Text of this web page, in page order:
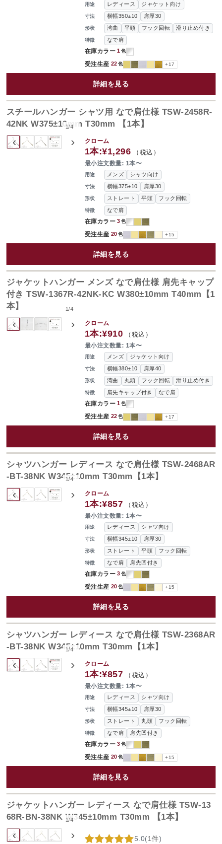
用途 レディース ジャケット向け
寸法 横幅350±10 肩厚30
形状 湾曲 平頭 フック回転 滑り止め付き
特徴 なで肩
在庫カラー 1色
受注生産 22色 +17
詳細を見る
‹ ›
1/4
スチールハンガー シャツ用 なで肩仕様 TSW-2458R-
42NK W375±10mm T30mm 【1本】
用途 メンズ シャツ向け
寸法 横幅375±10 肩厚30
形状 ストレート 平頭 フック回転
特徴 なで肩
在庫カラー 3色
受注生産 20色 +15
クローム
1本:¥1,296 （税込）
最小注文数量: 1本〜
詳細を見る
‹ ›
1/4
ジャケットハンガー メンズ なで肩仕様 肩先キャップ
付き TSW-1367R-42NK-KC W380±10mm T40mm【1
本】
用途 メンズ ジャケット向け
寸法 横幅380±10 肩厚40
形状 湾曲 丸頭 フック回転 滑り止め付き
特徴 肩先キャップ付き なで肩
在庫カラー 1色
受注生産 22色 +17
クローム
1本:¥910 （税込）
最小注文数量: 1本〜
詳細を見る
‹ ›
1/4
シャツハンガー レディース なで肩仕様 TSW-2468AR
-BT-38NK W345±10mm T30mm【1本】
用途 レディース シャツ向け
寸法 横幅345±10 肩厚30
形状 ストレート 平頭 フック回転
特徴 なで肩 肩先凹付き
在庫カラー 3色
受注生産 20色 +15
クローム
1本:¥857 （税込）
最小注文数量: 1本〜
詳細を見る
‹ ›
1/4
シャツハンガー レディース なで肩仕様 TSW-2368AR
-BT-38NK W345±10mm T30mm【1本】
用途 レディース シャツ向け
寸法 横幅345±10 肩厚30
形状 ストレート 丸頭 フック回転
特徴 なで肩 肩先凹付き
在庫カラー 3色
受注生産 20色 +15
クローム
1本:¥857 （税込）
最小注文数量: 1本〜
詳細を見る
‹ ›
1/4
ジャケットハンガー レディース なで肩仕様 TSW-13
68R-BN-38NK W345±10mm T30mm 【1本】
5.0(1件)